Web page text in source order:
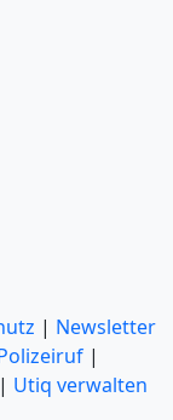
| Newsletter
|
| Utiq verwalten